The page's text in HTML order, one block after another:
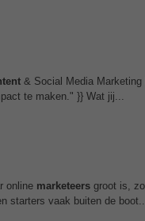
& Social Media
te maken." }} Wat jij...
online marketeers groot is,
starters vaak buiten de